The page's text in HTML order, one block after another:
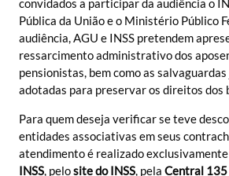
convidados a participar da audiência o
Pública da União e o Ministério Público
audiência, AGU e INSS pretendem
ressarcimento administrativo dos
pensionistas, bem como as
adotadas para preservar os direitos dos
Para quem deseja verificar se teve
entidades associativas em seus
atendimento é realizado
INSS, pelosite do INSS, pela Central 135